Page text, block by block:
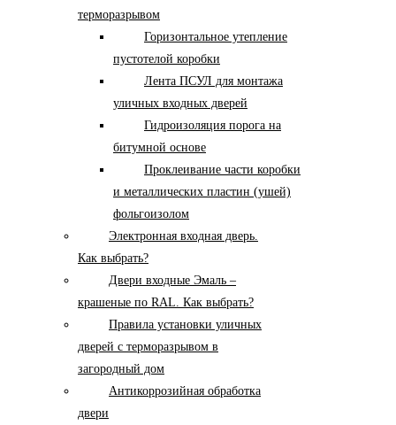
терморазрывом
Горизонтальное утепление
пустотелой коробки
Лента ПСУЛ для монтажа
уличных входных дверей
Гидроизоляция порога на
битумной основе
Проклеивание части коробки
и металлических пластин (ушей)
фольгоизолом
Электронная входная дверь.
Как выбрать?
Двери входные Эмаль –
крашеные по RAL. Как выбрать?
Правила установки уличных
дверей с терморазрывом в
загородный дом
Антикоррозийная обработка
двери